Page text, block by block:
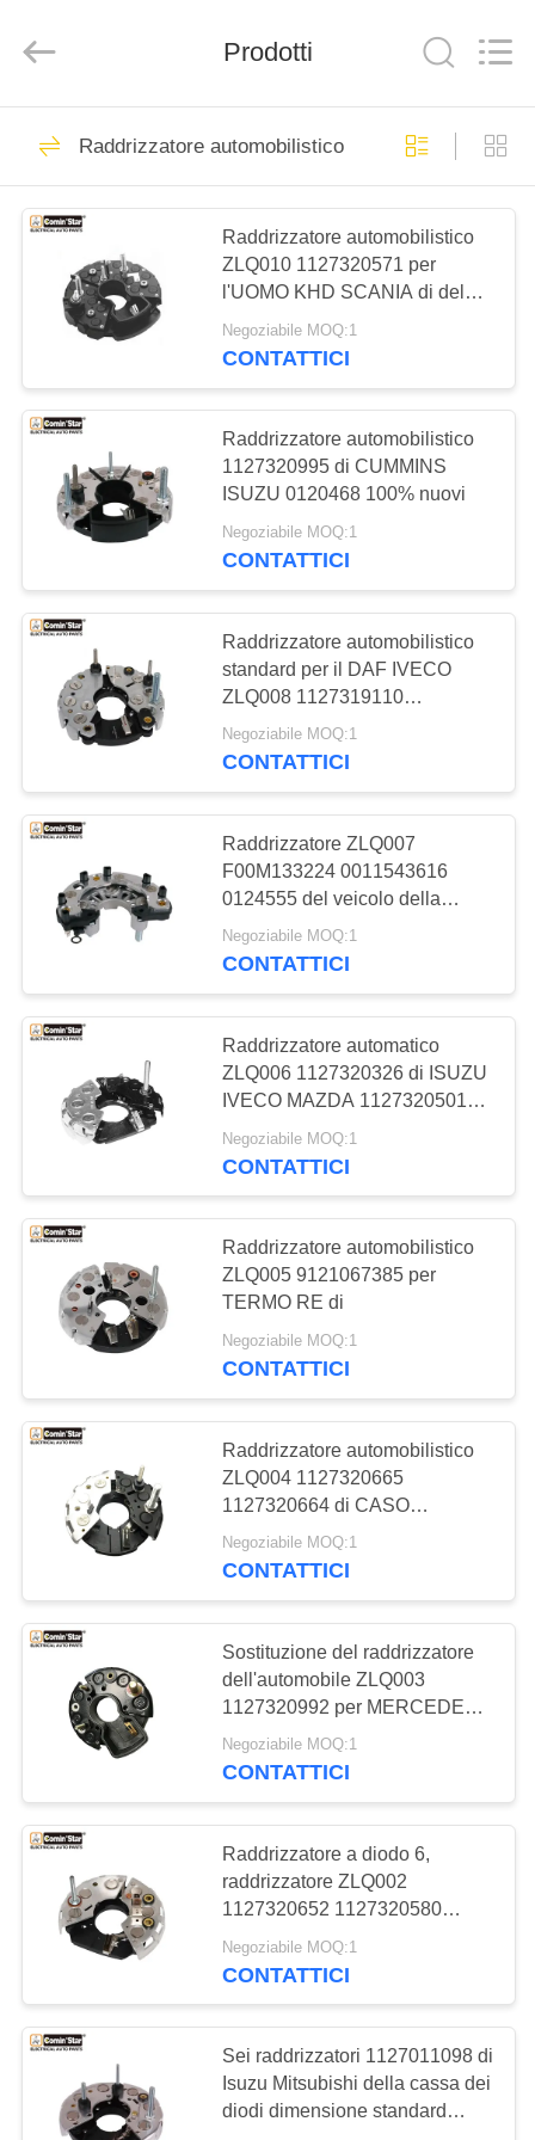
CASA
PRODOTTI
VIDEO
MOSTRA
VR
CIRCA
NOI
GIRO
DELLA
FABBRICA
CONTROLLO
QUALITÀ
CONTATTICI
UNA
CITAZIONE
MAPPA
SITO
POLITICA
SULLA
PRIVACY
parts
Motore del motore
d'avviamento
503
Motore
dell'avviatore
elettrico
280
Motore elettrico
dell'alternatore
812
Sovralimentazioni di
rendimento elevato
Compressore
elettrico del
condizionamento
d'aria
Motore di controllo
di comando
Solenoide di arresto
del motore
10
Regolatore
dell'alternatore
Prodotti
Raddrizzatore automobilistico
Raddrizzatore automobilistico
ZLQ010 1127320571 per
l'UOMO KHD SCANIA di del
BENZ di CUMMINS DEUTZ
IVECO DAF
Negoziabile MOQ:1
CONTATTICI
Raddrizzatore automobilistico
1127320995 di CUMMINS
ISUZU 0120468 100% nuovi
Negoziabile MOQ:1
CONTATTICI
Raddrizzatore automobilistico
standard per il DAF IVECO
ZLQ008 1127319110
1127320750 0120469
Negoziabile MOQ:1
CONTATTICI
Raddrizzatore ZLQ007
F00M133224 0011543616
0124555 del veicolo della
CAMPANA ATEGO UNIMOG
Negoziabile MOQ:1
CONTATTICI
Raddrizzatore automatico
ZLQ006 1127320326 di ISUZU
IVECO MAZDA 1127320501
0120400 0120489
Negoziabile MOQ:1
CONTATTICI
Raddrizzatore automobilistico
ZLQ005 9121067385 per
TERMO RE di
Negoziabile MOQ:1
CONTATTICI
Raddrizzatore automobilistico
ZLQ004 1127320665
1127320664 di CASO
CARERPILLAR
Negoziabile MOQ:1
CONTATTICI
Sostituzione del raddrizzatore
dell'automobile ZLQ003
1127320992 per MERCEDES-
BENZ M8+M5+M4
Negoziabile MOQ:1
CONTATTICI
Raddrizzatore a diodo 6,
raddrizzatore ZLQ002
1127320652 1127320580
dell'alternatore dell'automobile
di FORD MAZDA
Negoziabile MOQ:1
CONTATTICI
Sei raddrizzatori 1127011098 di
Isuzu Mitsubishi della cassa dei
diodi dimensione standard